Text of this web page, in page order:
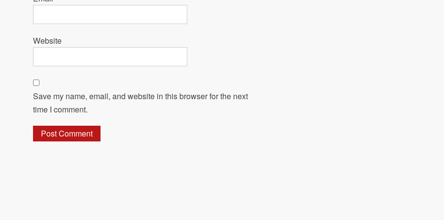
Website
Save my name, email, and website in this browser for the next
time I comment.